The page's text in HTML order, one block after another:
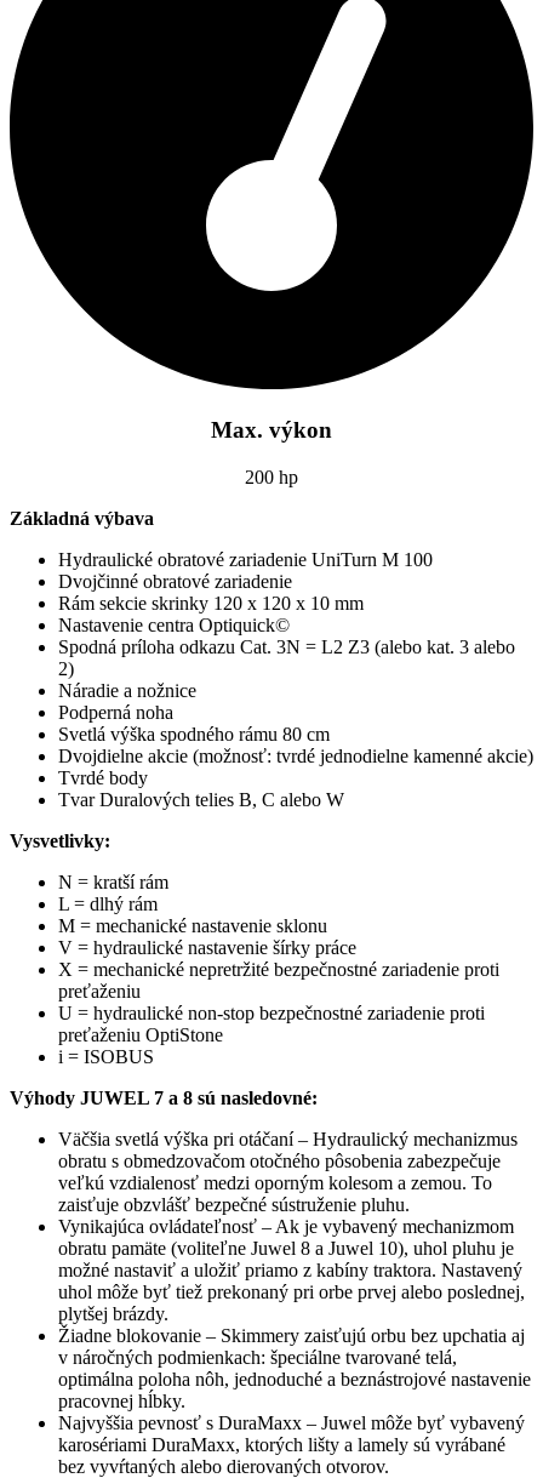
Max. výkon
200 hp
Základná výbava
Hydraulické obratové zariadenie UniTurn M 100
Dvojčinné obratové zariadenie
Rám sekcie skrinky 120 x 120 x 10 mm
Nastavenie centra Optiquick©
Spodná príloha odkazu Cat. 3N = L2 Z3 (alebo kat. 3 alebo
2)
Náradie a nožnice
Podperná noha
Svetlá výška spodného rámu 80 cm
Dvojdielne akcie (možnosť: tvrdé jednodielne kamenné akcie)
Tvrdé body
Tvar Duralových telies B, C alebo W
Vysvetlivky:
N = kratší rám
L = dlhý rám
M = mechanické nastavenie sklonu
V = hydraulické nastavenie šírky práce
X = mechanické nepretržité bezpečnostné zariadenie proti
preťaženiu
U = hydraulické non-stop bezpečnostné zariadenie proti
preťaženiu OptiStone
i = ISOBUS
Výhody JUWEL 7 a 8 sú nasledovné:
Väčšia svetlá výška pri otáčaní – Hydraulický mechanizmus
obratu s obmedzovačom otočného pôsobenia zabezpečuje
veľkú vzdialenosť medzi oporným kolesom a zemou. To
zaisťuje obzvlášť bezpečné sústruženie pluhu.
Vynikajúca ovládateľnosť – Ak je vybavený mechanizmom
obratu pamäte (voliteľne Juwel 8 a Juwel 10), uhol pluhu je
možné nastaviť a uložiť priamo z kabíny traktora. Nastavený
uhol môže byť tiež prekonaný pri orbe prvej alebo poslednej,
plytšej brázdy.
Žiadne blokovanie – Skimmery zaisťujú orbu bez upchatia aj
v náročných podmienkach: špeciálne tvarované telá,
optimálna poloha nôh, jednoduché a beznástrojové nastavenie
pracovnej hĺbky.
Najvyššia pevnosť s DuraMaxx – Juwel môže byť vybavený
karosériami DuraMaxx, ktorých lišty a lamely sú vyrábané
bez vyvŕtaných alebo dierovaných otvorov.